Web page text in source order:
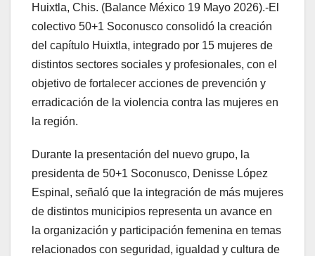
Huixtla, Chis. (Balance México 19 Mayo 2026).-El
colectivo 50+1 Soconusco consolidó la creación
del capítulo Huixtla, integrado por 15 mujeres de
distintos sectores sociales y profesionales, con el
objetivo de fortalecer acciones de prevención y
erradicación de la violencia contra las mujeres en
la región.
Durante la presentación del nuevo grupo, la
presidenta de 50+1 Soconusco, Denisse López
Espinal, señaló que la integración de más mujeres
de distintos municipios representa un avance en
la organización y participación femenina en temas
relacionados con seguridad, igualdad y cultura de